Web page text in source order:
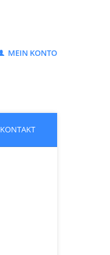
MEIN KONTO
KONTAKT